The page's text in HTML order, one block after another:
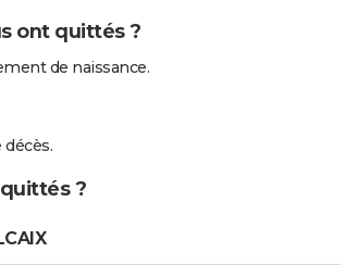
ont quittés ?
de naissance.
?